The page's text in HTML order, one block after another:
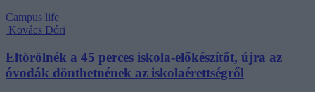
Campus life
Kovács Dóri
Eltörölnék a 45 perces iskola-előkészítőt, újra az
óvodák dönthetnének az iskolaérettségről